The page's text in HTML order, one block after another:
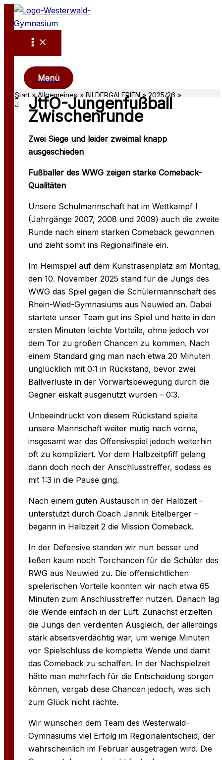
Zum
Inhalt
springen
Menü
Start Allgemeines BILDERGALERIEN
2025/26
JtfO-Jungenfußball Zwischenrunde
JtfO-Jungenfußball
Zwischenrunde
Zwei Siege und leider zweimal knapp
ausgeschieden
Fußballer des WWG zeigen starke Comeback-
Qualitäten
Unsere Schulmannschaft hat im Wettkampf I
(Jahrgänge 2007, 2008 und 2009) auch die zweite
Runde nach einem starken Comeback gewonnen
und zieht somit ins Regionalfinale ein.
Im Heimspiel auf dem Kunstrasenplatz am Montag,
den 10. November 2025 stand für die Jungs des
WWG das Spiel gegen die Schülermannschaft des
Rhein-Wied-Gymnasiums aus Neuwied an. Dabei
startete unser Team gut ins Spiel und hatte in den
ersten Minuten leichte Vorteile, ohne jedoch vor
dem Tor zu großen Chancen zu kommen. Nach
einem Standard ging man nach etwa 20 Minuten
unglücklich mit 0:1 in Rückstand, bevor zwei
Ballverluste in der Vorwärtsbewegung durch die
Gegner eiskalt ausgenutzt wurden – 0:3.
Unbeeindruckt von diesem Rückstand spielte
unsere Mannschaft weiter mutig nach vorne,
insgesamt war das Offensivspiel jedoch weiterhin
oft zu kompliziert. Vor dem Halbzeitpfiff gelang
dann doch noch der Anschlusstreffer, sodass es
mit 1:3 in die Pause ging.
Nach einem guten Austausch in der Halbzeit –
unterstützt durch Coach Jannik Eitelberger –
begann in Halbzeit 2 die Mission Comeback.
In der Defensive standen wir nun besser und
ließen kaum noch Torchancen für die Schüler des
RWG aus Neuwied zu. Die offensichtlichen
spielerischen Vorteile konnten wir nach etwa 65
Minuten zum Anschlusstreffer nutzen. Danach lag
die Wende einfach in der Luft. Zunächst erzielten
die Jungs den verdienten Ausgleich, der allerdings
stark abseitsverdächtig war, um wenige Minuten
vor Spielschluss die komplette Wende und damit
das Comeback zu schaffen. In der Nachspielzeit
hätte man mehrfach für die Entscheidung sorgen
können, vergab diese Chancen jedoch, was sich
zum Glück nicht rächte.
Wir wünschen dem Team des Westerwald-
Gymnasiums viel Erfolg im Regionalentscheid, der
wahrscheinlich im Februar ausgetragen wird. Die